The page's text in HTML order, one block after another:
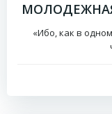
«Ибо, как в